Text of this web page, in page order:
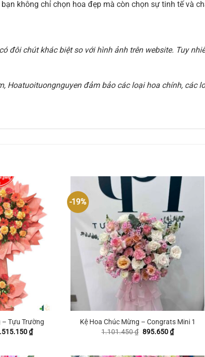
không chỉ chọn hoa đẹp mà còn chọn sự tinh tế và
đôi chút khác biệt so với hình ảnh trên website. Tuy
Hoatuoituongnguyen đảm bảo các loại hoa chính, các
– Tựu Trường
₫Giá
-19%
Kệ Hoa Chúc Mừng – Congrats Mini 1
1.101.450₫ Giá
895.650₫Giá